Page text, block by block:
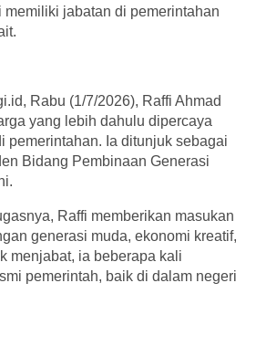
jabatan di pemerintahan
Rabu (1/7/2026), Raffi Ahmad
yang lebih dahulu dipercaya
pemerintahan. Ia ditunjuk sebagai
Bidang Pembinaan Generasi
Raffi memberikan masukan
generasi muda, ekonomi kreatif,
menjabat, ia beberapa kali
pemerintah, baik di dalam negeri